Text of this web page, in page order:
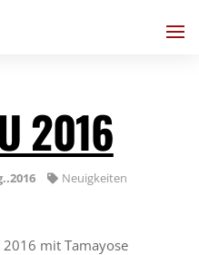
2016
Neuigkeiten
mit Tamayose